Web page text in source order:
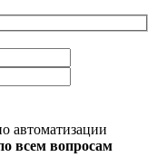
автоматизации
всем вопросам